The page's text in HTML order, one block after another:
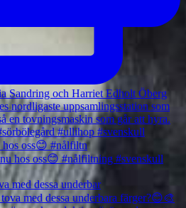
oss😊 #nålfiltn
med dessa underbar